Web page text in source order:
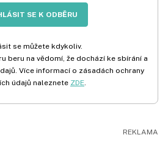
SE K ODBĚRU
se můžete kdykoliv.
beru na vědomí, že dochází ke sbírání a
Více informací o zásadách ochrany
údajů naleznete ZDE.